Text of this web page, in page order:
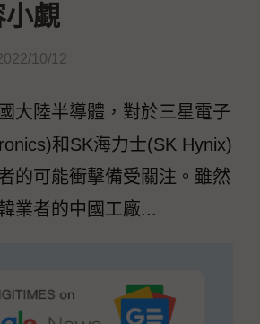
小覷
10/12
大陸半導體，對於三星電子
和SK海力士(SK Hynix)
的可能衝擊備受關注。雖然
業者的中國工廠...